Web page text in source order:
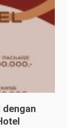
dengan